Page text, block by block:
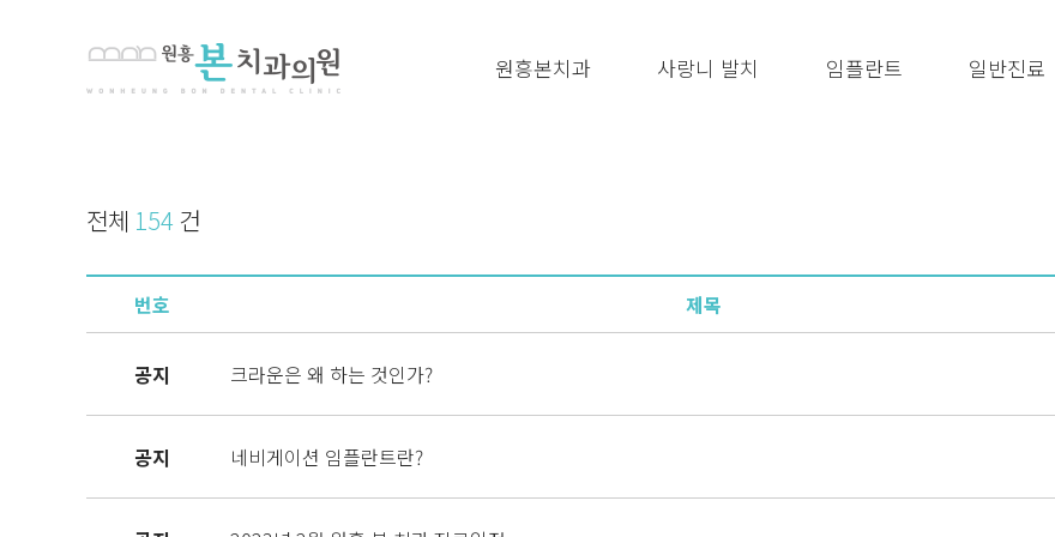
원흥본치과 사랑니 발치 임플란트 일반진료
전체 154 건
번호 제목
공지 크라운은 왜 하는 것인가?
공지 네비게이션 임플란트란?